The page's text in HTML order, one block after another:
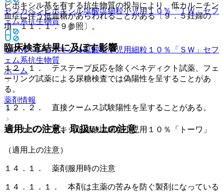
セフカペンピボキシル塩酸塩細粒小児用１０％「ＴＷ」セフ
ェム系抗生物質
セフカペンピボキシル塩酸塩小児用細粒１０％「ＳＷ」 セフ
ェム系抗生物質
ホーム
薬剤情報
セフカペンピボキシル塩酸塩細粒小児用１０％「トーワ」
ピボキシル基を有する抗生物質の投与により、低カルニチン
血症に伴う低血糖があらわれることがある〔９．５妊婦の
項、１１．１．９参照〕。
臨床検査結果に及ぼす影響
１２．１． テステープ反応を除くベネディクト試薬、フェ
ーリング試薬による尿糖検査では偽陽性を呈することがあ
る。
１２．２． 直接クームス試験陽性を呈することがある。
適用上の注意、取扱い上の注意
（適用上の注意）
１４．１． 薬剤服用時の注意
１４．１．１． 本剤は主薬の苦みを防ぐ製剤になっている